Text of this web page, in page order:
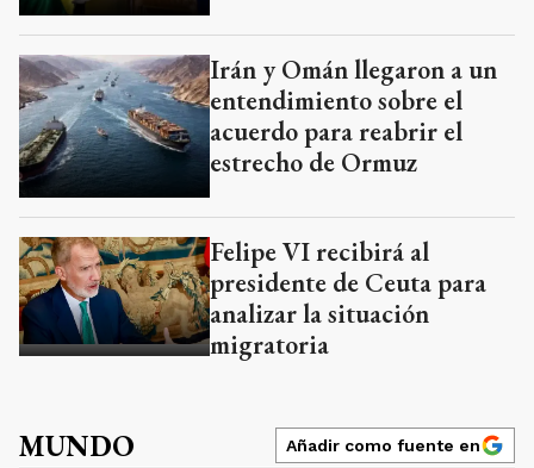
Irán y Omán llegaron a un
entendimiento sobre el
acuerdo para reabrir el
estrecho de Ormuz
Felipe VI recibirá al
presidente de Ceuta para
analizar la situación
migratoria
MUNDO Añadir como fuente en